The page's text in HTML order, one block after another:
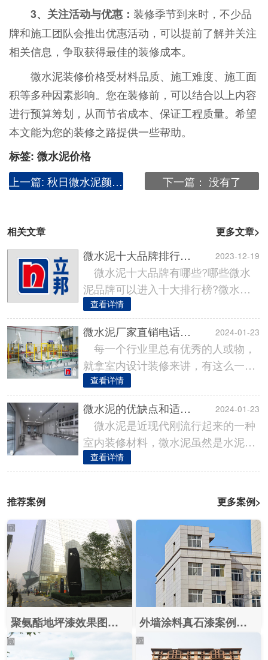
3、关注活动与优惠： 装修季节到来时，不少品
牌和施工团队会推出优惠活动，可以提前了解并关注
相关信息，争取获得最佳的装修成本。
微水泥装修价格受材料品质、施工难度、施工面
积等多种因素影响。您在装修前，可以结合以上内容
进行预算筹划，从而节省成本、保证工程质量。希望
本文能为您的装修之路提供一些帮助。
标签: 微水泥价格
上一篇: 秋日微水泥颜色搭配——【大地色系】 下一篇： 没有了
相关文章 更多文章>
微水泥十大品牌排行榜有哪些? 2023-12-19
微水泥十大品牌有哪些?哪些微水
泥品牌可以进入十大排行榜?微水泥
作为一种偏向艺术漆的室内涂装材
料，在......
查看详情
微水泥厂家直销电话【微水泥供应商、生产厂】 2024-01-23
每一个行业里总有优秀的人或物，
就拿室内设计装修来讲，有这么一种
墙面、地面、天花板都能共同使用的
高级......
查看详情
微水泥的优缺点和适用范围 2024-01-23
微水泥是近现代刚流行起来的一种
室内装修材料，微水泥虽然是水泥，
但和传统的水泥天差地别，微水泥属
于高......
查看详情
推荐案例 更多案例>
聚氨酯地坪漆效果图片案例【北京环球金融中心】 外墙涂料真石漆案例（西安寰宇大厦）